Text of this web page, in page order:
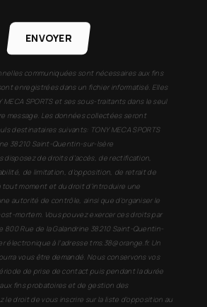
ENVOYER
communiquées sont nécessaires aux fins
enregistrées dans un fichier informatisé. Elles
MECA SPORTS et ses sous-traitants dans le seul
message. Les données collectées seront
destinataires suivants: TONY MECA SPORTS
38210 Saint-Quentin-sur-Isère
disposez de droits d’accès, de rectification,
de limitation, d’opposition, de retrait de
moment et du droit d’introduire une
autorité de contrôle, ainsi que d’organiser le
mortem. Vous pouvez exercer ces droits par
800 Rue de la Galandrine 38210 Saint-Quentin-
électronique à l'adresse tms.38@orange.fr. Un
vous être demandé. Nous conservons vos
de prise de contact puis pendant la durée
fins probatoires et de gestion des
le droit de vous inscrire sur la liste d'opposition au